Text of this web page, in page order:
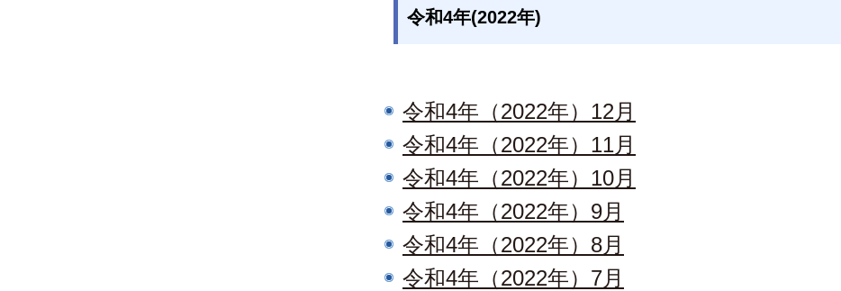
令和4年(2022年)
令和4年（2022年）12月
令和4年（2022年）11月
令和4年（2022年）10月
令和4年（2022年）9月
令和4年（2022年）8月
令和4年（2022年）7月